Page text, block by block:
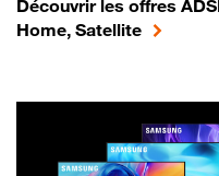
Découvrir les offres
Home, Satellite